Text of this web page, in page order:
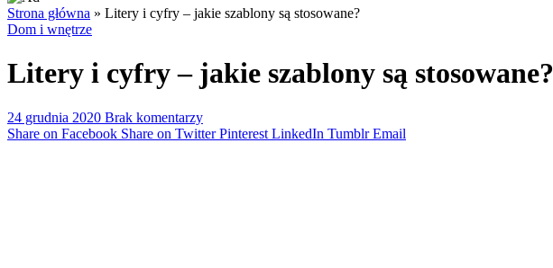
Strona główna » Litery i cyfry – jakie szablony są stosowane?
Dom i wnętrze
Litery i cyfry – jakie szablony są stosowane?
24 grudnia 2020 Brak komentarzy
Share on Facebook Share on Twitter Pinterest LinkedIn Tumblr Email